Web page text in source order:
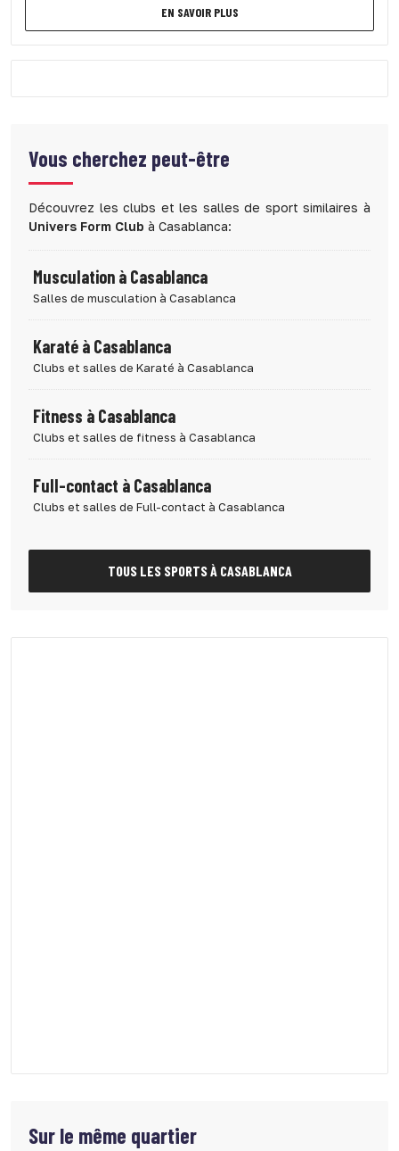
EN SAVOIR PLUS
Vous cherchez peut-être
Découvrez les clubs et les salles de sport similaires à
Univers Form Club à Casablanca:
Musculation à Casablanca
Salles de musculation à Casablanca
Karaté à Casablanca
Clubs et salles de Karaté à Casablanca
Fitness à Casablanca
Clubs et salles de fitness à Casablanca
Full-contact à Casablanca
Clubs et salles de Full-contact à Casablanca
TOUS LES SPORTS À CASABLANCA
Sur le même quartier